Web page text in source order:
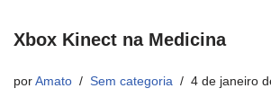
Xbox Kinect na Medicina
por Amato Sem categoria 4 de janeiro